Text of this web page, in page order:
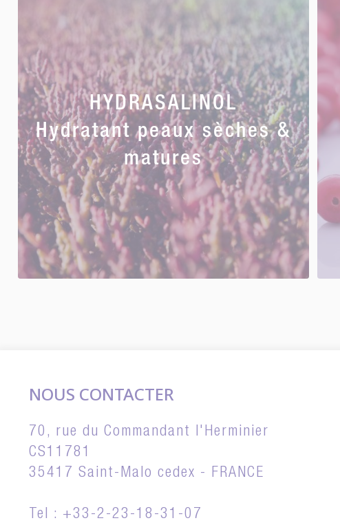
HYDRASALINOL
Hydratant peaux sèches &
matures
NOUS CONTACTER
70, rue du Commandant l'Herminier
CS11781
35417 Saint-Malo cedex - FRANCE
Tel : +33-2-23-18-31-07